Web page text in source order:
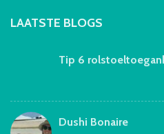
LAATSTE BLOGS
Tip 6
Dushi Bonaire